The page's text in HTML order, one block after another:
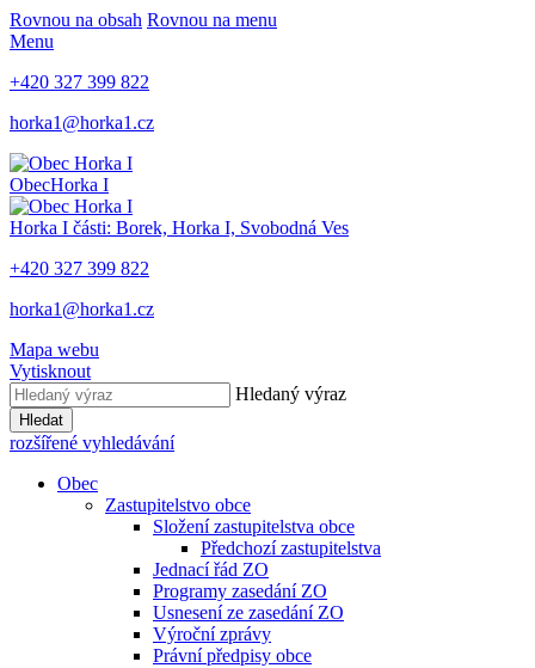
Rovnou na obsah Rovnou na menu
Menu
+420 327 399 822
horka1@horka1.cz
ObecHorka I
Horka I části: Borek, Horka I, Svobodná Ves
+420 327 399 822
horka1@horka1.cz
Mapa webu
Vytisknout
Hledaný výraz
Hledat
rozšířené vyhledávání
Obec
Zastupitelstvo obce
Složení zastupitelstva obce
Předchozí zastupitelstva
Jednací řád ZO
Programy zasedání ZO
Usnesení ze zasedání ZO
Výroční zprávy
Právní předpisy obce